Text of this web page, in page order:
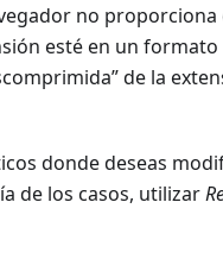
no
esté en un
de la
donde deseas
de los casos, utilizar